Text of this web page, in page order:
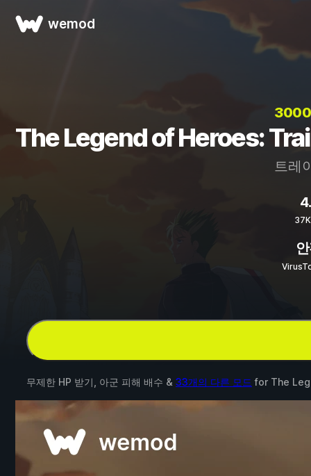
wemod
3000
The Legend of Heroes:
트레
무제한 HP 받기, 아군 피해 배수 & 33개의 다른 모드 for The